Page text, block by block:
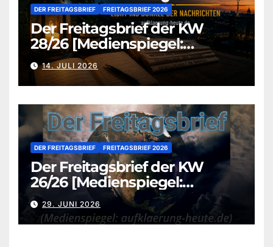
DER FREITAGSBRIEF FREITAGSBRIEF 2026
Der Freitagsbrief der KW
28/26 [Medienspiegel:
aufklaerung-heute.de]
14. JULI 2026
DER FREITAGSBRIEF FREITAGSBRIEF 2026
Der Freitagsbrief der KW
26/26 [Medienspiegel:
aufklaerung-heute.de]
29. JUNI 2026